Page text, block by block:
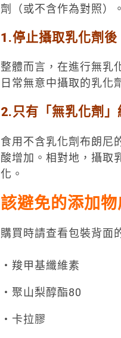
劑（或不含作為對照）
1.停止攝取乳化劑
整體而言，在進行無乳
日常無意中攝取的乳化
2.只有「無乳化劑」
食用不含乳化劑布朗尼
酸增加。相對地，攝取
化。
該避免的添加
購買時請查看包裝背面
・羧甲基纖維素
・聚山梨醇酯80
・卡拉膠